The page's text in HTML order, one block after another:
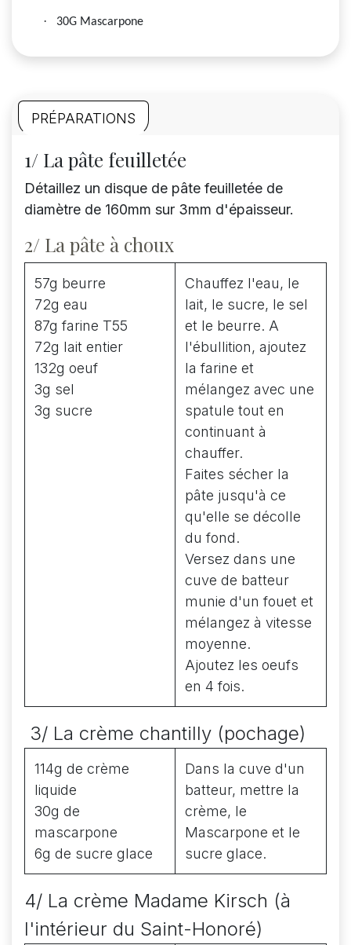
· 30G Mascarpone
PRÉPARATIONS
1/ La pâte feuilletée
Détaillez un disque de pâte feuilletée de
diamètre de 160mm sur 3mm d'épaisseur.
2/ La pâte à choux
57g beurre
72g eau
87g farine T55
72g lait entier
132g oeuf
3g sel
3g sucre
Chauffez l'eau, le
lait, le sucre, le sel
et le beurre. A
l'ébullition, ajoutez
la farine et
mélangez avec une
spatule tout en
continuant à
chauffer.
Faites sécher la
pâte jusqu'à ce
qu'elle se décolle
du fond.
Versez dans une
cuve de batteur
munie d'un fouet et
mélangez à vitesse
moyenne.
Ajoutez les oeufs
en 4 fois.
3/ La crème chantilly (pochage)
114g de crème
liquide
30g de
mascarpone
6g de sucre glace
Dans la cuve d'un
batteur, mettre la
crème, le
Mascarpone et le
sucre glace.
4/ La crème Madame Kirsch (à
l'intérieur du Saint-Honoré)